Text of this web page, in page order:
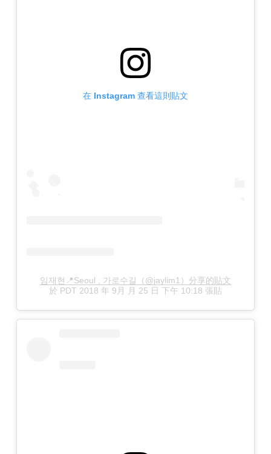
在 Instagram 查看這則貼文
임재현📍Seoul , 가로수길（@jaylim1）分享的貼文
於 PDT 2018 年 9月 月 25 日 下午 10:18 張貼